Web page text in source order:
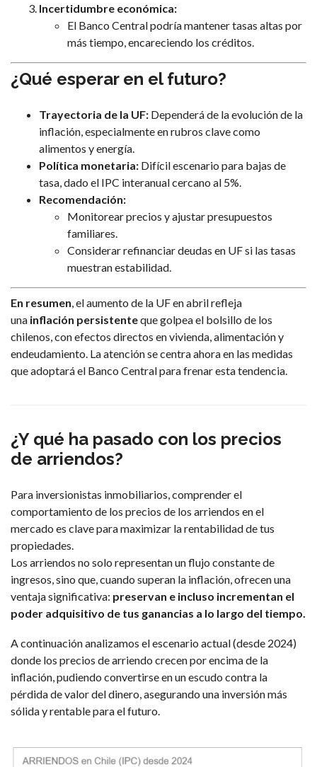
Incertidumbre económica:
El Banco Central podría mantener tasas altas por
más tiempo, encareciendo los créditos.
¿Qué esperar en el futuro?
Trayectoria de la UF: Dependerá de la evolución de la
inflación, especialmente en rubros clave como
alimentos y energía.
Política monetaria: Difícil escenario para bajas de
tasa, dado el IPC interanual cercano al 5%.
Recomendación:
Monitorear precios y ajustar presupuestos
familiares.
Considerar refinanciar deudas en UF si las tasas
muestran estabilidad.
En resumen , el aumento de la UF en abril refleja
una inflación persistenteque golpea el bolsillo de los
chilenos, con efectos directos en vivienda, alimentación y
endeudamiento. La atención se centra ahora en las medidas
que adoptará el Banco Central para frenar esta tendencia.
¿Y qué ha pasado con los precios
de arriendos?
Para inversionistas inmobiliarios, comprender el
comportamiento de los precios de los arriendos en el
mercado es clave para maximizar la rentabilidad de tus
propiedades.
Los arriendos no solo representan un flujo constante de
ingresos, sino que, cuando superan la inflación, ofrecen una
ventaja significativa: preservan e incluso incrementan el
poder adquisitivo de tus ganancias a lo largo del tiempo.
A continuación analizamos el escenario actual (desde 2024)
donde los precios de arriendo crecen por encima de la
inflación, pudiendo convertirse en un escudo contra la
pérdida de valor del dinero, asegurando una inversión más
sólida y rentable para el futuro.